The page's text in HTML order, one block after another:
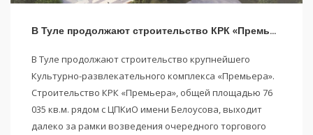
В Туле продолжают строительство КРК «Премьера»
В Туле продолжают строительство крупнейшего
Культурно-развлекательного комплекса «Премьера».
Строительство КРК «Премьера», общей площадью 76
035 кв.м. рядом с ЦПКиО имени Белоусова, выходит
далеко за рамки возведения очередного торгового